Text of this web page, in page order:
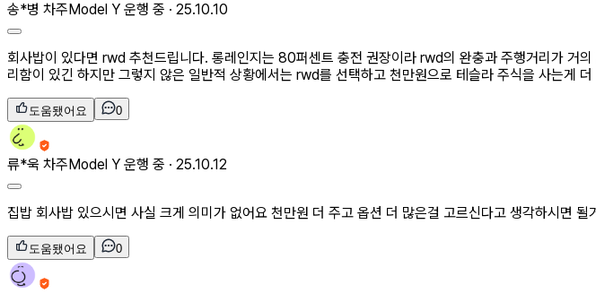
송*병 차주Model Y 운행 중 · 25.10.10
회사밥이 있다면 rwd 추천드립니다. 롱레인지는 80퍼센트 충전 권장이라 rwd의 완충과 주행거리가 거
리함이 있긴 하지만 그렇지 않은 일반적 상황에서는 rwd를 선택하고 천만원으로 테슬라 주식을 사는게
도움됐어요 0
류*욱 차주Model Y 운행 중 · 25.10.12
집밥 회사밥 있으시면 사실 크게 의미가 없어요 천만원 더 주고 옵션 더 많은걸 고르신다고 생각하시면 될
도움됐어요 0